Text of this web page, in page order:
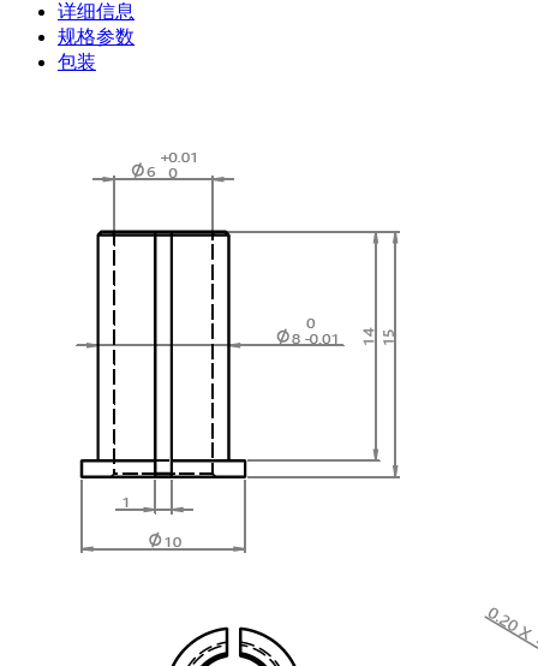
详细信息
规格参数
包装